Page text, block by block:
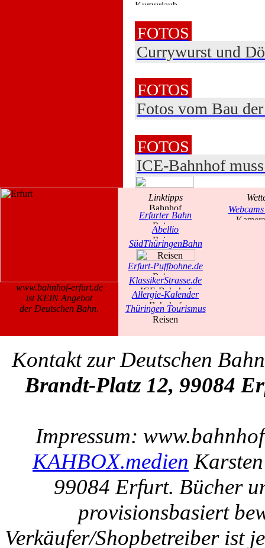
FOTOS
Currywurst und
FOTOS
Fotos vom Bau
FOTOS
ICE-Bahnhof
www.bahnhof-erfurt.de
ist KEIN Angebot
der Deutschen Bahn.
Linktipps
Erfurter Bahn
Abellio
SüdThüringenBahn
Erfurt-Puffbohne.de
KlassikerStrasse.de
Allergie-Kalender
Thüringen Tourismus
Kontakt zur Deutschen
Brandt-Platz 12, 99084
Impressum:
KAHBOX.medien
99084 Erfurt. Bücher
provisionsbasiert
Verkäufer/Shopbetreiber ist